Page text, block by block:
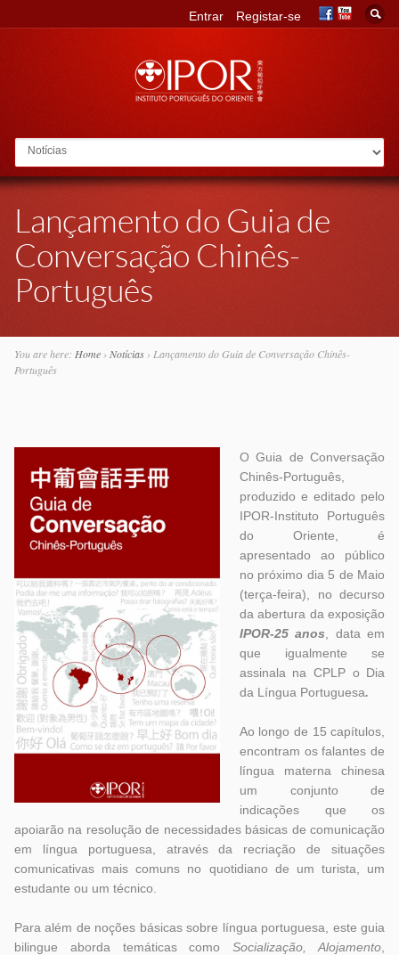
Go to:
Entrar Registar-se
Lançamento do Guia de
Conversação Chinês-
Português
You are here: Home› Notícias› Lançamento do Guia de Conversação Chinês-
Português
O Guia de Conversação
Chinês-Português,
produzido e editado pelo
IPOR-Instituto Português
do Oriente, é
apresentado ao público
no próximo dia 5 de Maio
(terça-feira), no decurso
da abertura da exposição
IPOR-25 anos , data em
que igualmente se
assinala na CPLP o Dia
da Língua Portuguesa.
Ao longo de 15 capítulos,
encontram os falantes de
língua materna chinesa
um conjunto de
indicações que os
apoiarão na resolução de necessidades básicas de comunicação
em língua portuguesa, através da recriação de situações
comunicativas mais comuns no quotidiano de um turista, um
estudante ou um técnico.
Para além de noções básicas sobre língua portuguesa, este guia
bilingue aborda temáticas comoSocialização, Alojamento